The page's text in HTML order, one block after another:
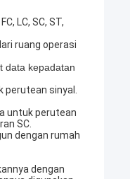
LC, SC, ST,
ruang operasi
data kepadatan
sinyal.
untuk perutean
SC.
dengan rumah
dengan